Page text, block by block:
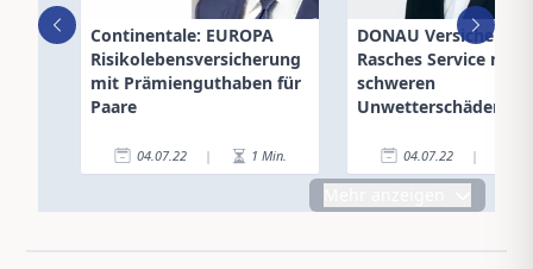
Continentale: EUROPA
Risikolebensversicherung
mit Prämienguthaben für
Paare
04.07.22 | 1 Min.
DONAU
Rasches Service nach
schweren
Unwetterschäden
04.07.22 |